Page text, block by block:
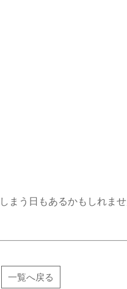
まう日もあるかもしれま
一覧へ戻る